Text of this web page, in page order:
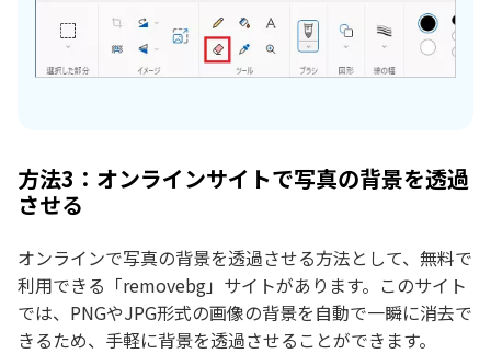
方法3：オンラインサイトで写真の背景を透過
させる
オンラインで写真の背景を透過させる方法として、無料で
利用できる「removebg」サイトがあります。このサイト
では、PNGやJPG形式の画像の背景を自動で一瞬に消去で
きるため、手軽に背景を透過させることができます。